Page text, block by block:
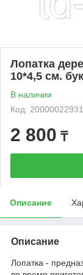
Лопатка
10*4,5 см.
В наличии
Код: 20000022931
2 800 ₸
Описание
Описание
Лопатка -